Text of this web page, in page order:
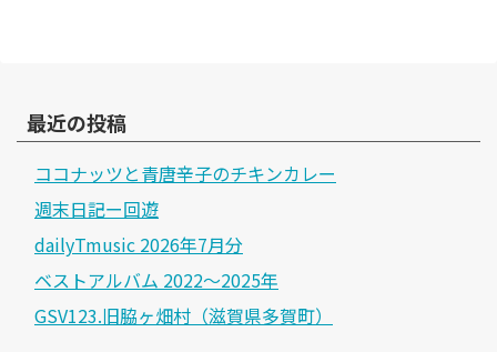
最近の投稿
ココナッツと青唐辛子のチキンカレー
週末日記ー回遊
dailyTmusic 2026年7月分
ベストアルバム 2022～2025年
GSV123.旧脇ヶ畑村（滋賀県多賀町）